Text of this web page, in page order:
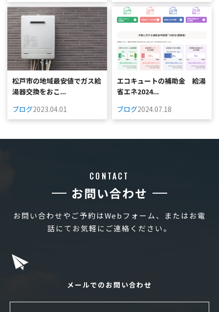
松戸市の地域最安値でガス給
湯器交換をおこ...
ブログ2023.04.01
エコキュートの補助金 給湯
省エネ2024...
ブログ2024.07.18
CONTACT
お問い合わせ
お問い合わせやご予約はWebフォーム、またはお電
話にてお気軽にご連絡ください。
メールでのお問い合わせ